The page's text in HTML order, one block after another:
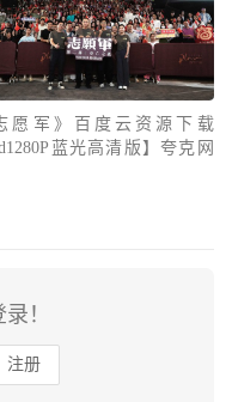
愿军》百度云资源下载
蓝光高清版】夸克网
！
注册